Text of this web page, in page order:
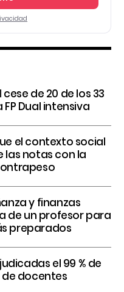
de 20 de los 33
Dual intensiva
el contexto social
las notas con la
y finanzas
de un profesor para
preparados
el 99 % de
docentes